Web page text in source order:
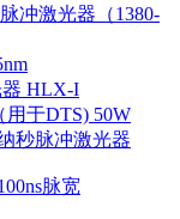
冲激光器（1380-
器 HLX-I
用于DTS) 50W
秒脉冲激光器
脉宽